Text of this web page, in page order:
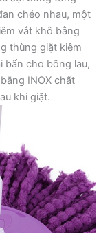
chéo nhau, một
vắt khô bằng
thùng giặt kiêm
bẩn cho bông lau,
INOX chất
khi giặt.